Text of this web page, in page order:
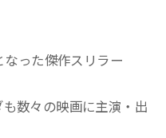
った傑作スリラー
数々の映画に主演・出